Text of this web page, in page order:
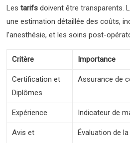
Lestarifs doivent être transparents.
une estimation détaillée des coûts,
l’anesthésie, et les soins post-
Critère Importance
Certification et
Diplômes
Assurance de
Expérience Indicateur de
Avis et
Évaluation de